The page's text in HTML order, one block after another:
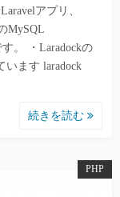
アプリ、
MySQL
。 ・Laradockの
ます laradock
続きを読む
PHP